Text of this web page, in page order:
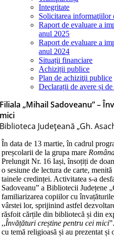
Integritate
Solicitarea informaţiilor
Raport de evaluare a
anul 2025
Raport de evaluare a
anul 2024
Situații financiare
Achiziții publice
Plan de achiziţii publice
Declarații de avere și de
Filiala „Mihail Sadoveanu” –
mici
Biblioteca Judeţeană „Gh.
În data de 13 martie, în cadrul
preșcolarii de la grupa mare
Prelungit Nr. 16 Iași, însoțiți de
o sesiune de lectura de carte,
tainele credinței. Activitatea s-a
Sadoveanu” a Bibliotecii Județene
familiarizarea copiilor cu
vârstei lor, sprijinind astfel
răsfoit cărțile din bibliotecă și din
,,Învățături creștine pentru cei mici
cu temă religioasă și au prezentat și